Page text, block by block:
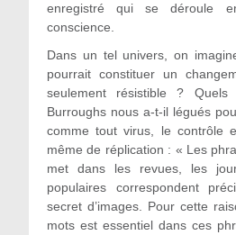
enregistré qui se déroule
conscience.
Dans un tel univers, on
pourrait constituer un
seulement résistible ? Quels
Burroughs nous a-t-il légués
comme tout virus, le contrôle
même de réplication : « Les
met dans les revues, les
populaires correspondent
secret d’images. Pour cette
mots est essentiel dans ces